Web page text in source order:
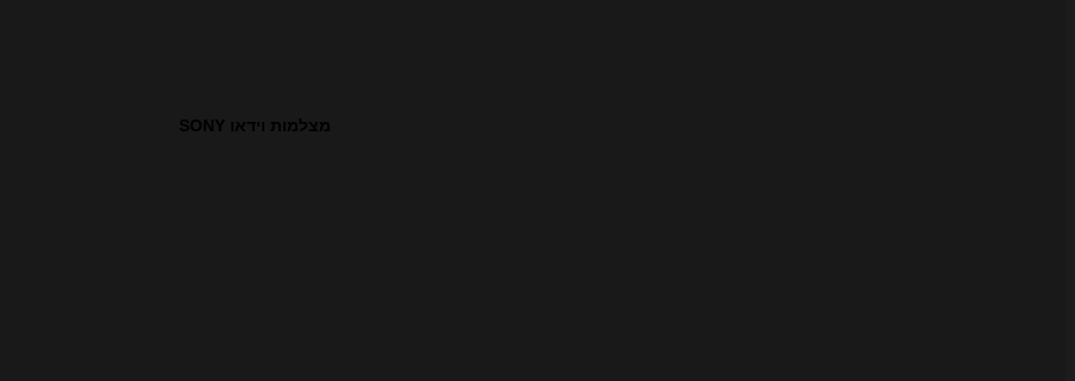
מצלמות וידאו SONY